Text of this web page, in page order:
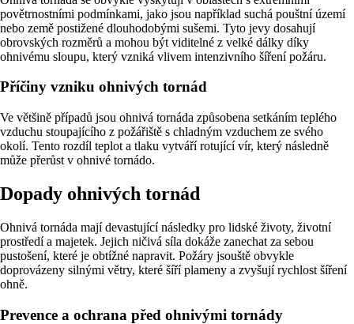
povětrnostními podmínkami, jako jsou například suchá pouštní území
nebo země postižené dlouhodobými sušemi. Tyto jevy dosahují
obrovských rozměrů a mohou být viditelné z velké dálky díky
ohnivému sloupu, který vzniká vlivem intenzivního šíření požáru.
Příčiny vzniku ohnivých tornád
Ve většině případů jsou ohnivá tornáda způsobena setkáním teplého
vzduchu stoupajícího z požářiště s chladným vzduchem ze svého
okolí. Tento rozdíl teplot a tlaku vytváří rotující vír, který následně
může přerůst v ohnivé tornádo.
Dopady ohnivých tornád
Ohnivá tornáda mají devastující následky pro lidské životy, životní
prostředí a majetek. Jejich ničivá síla dokáže zanechat za sebou
pustošení, které je obtížné napravit. Požáry jsouště obvykle
doprovázeny silnými větry, které šíří plameny a zvyšují rychlost šíření
ohně.
Prevence a ochrana před ohnivými tornády